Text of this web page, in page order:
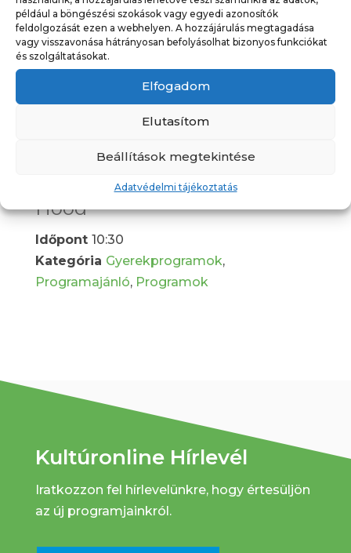
például a böngészési szokások vagy egyedi azonosítók
feldolgozását ezen a webhelyen. A hozzájárulás megtagadása
vagy visszavonása hátrányosan befolyásolhat bizonyos funkciókat
és szolgáltatásokat.
Elfogadom
Elutasítom
Beállítások megtekintése
Adatvédelmi tájékoztatás
Nyárzáró matiné – Robin
Hood
Időpont 10:30
Kategória Gyerekprogramok,
Programajánló, Programok
Kultúronline Hírlevél
Iratkozzon fel hírlevelünkre, hogy értesüljön
az új programjainkról.